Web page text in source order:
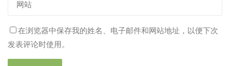
在浏览器中保存我的姓名、电子邮件和网站地址，以便下次
发表评论时使用。